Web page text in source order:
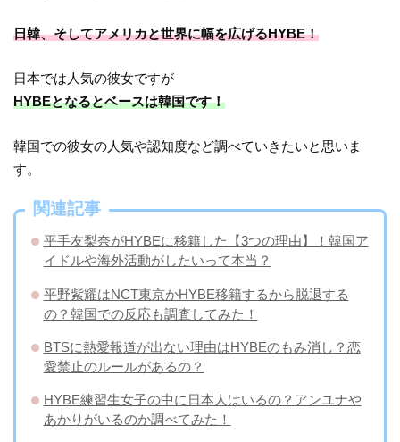
日韓、そしてアメリカと世界に幅を広げるHYBE！
日本では人気の彼女ですが
HYBEとなるとベースは韓国です！
韓国での彼女の人気や認知度など調べていきたいと思いま
す。
関連記事
平手友梨奈がHYBEに移籍した【3つの理由】！韓国ア
イドルや海外活動がしたいって本当？
平野紫耀はNCT東京かHYBE移籍するから脱退する
の？韓国での反応も調査してみた！
BTSに熱愛報道が出ない理由はHYBEのもみ消し？恋
愛禁止のルールがあるの？
HYBE練習生女子の中に日本人はいるの？アンユナや
あかりがいるのか調べてみた！